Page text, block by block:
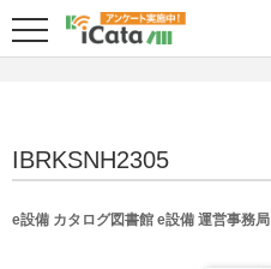
IBRKSNH2305
e設備 カタログ図書館 e設備 運営事務局